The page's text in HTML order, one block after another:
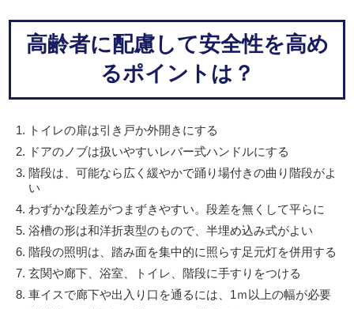
高齢者に配慮して安全性を高め
るポイントは？
トイレの扉は引き戸か外開きにする
ドアのノブは扱いやすいレバー式ハンドルにする
階段は、可能なら広く緩やかで踊り場付きの曲り階段がよ
い
わずかな段差がつまずきやすい。段差を無くして平らに
浴槽の形は和洋折衷型のもので、半埋め込み式がよい
階段の照明は、踏み面を集中的に照らす足元灯を併用する
玄関や廊下、浴室、トイレ、階段に手すりをつける
車イスで廊下や出入り口を通るには、1ｍ以上の幅が必要